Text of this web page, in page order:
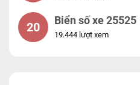
20 Biển số xe 25525
19.444 lượt xem